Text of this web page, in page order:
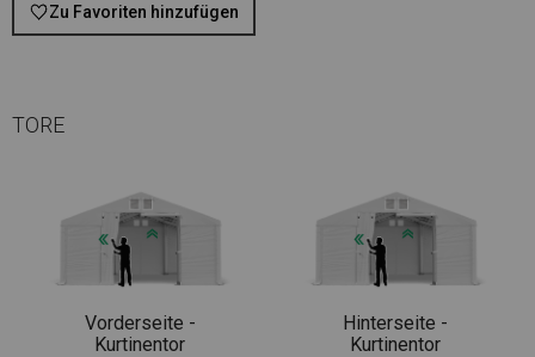
Zu Favoriten hinzufügen
TORE
Vorderseite -
Kurtinentor
Hinterseite -
Kurtinentor